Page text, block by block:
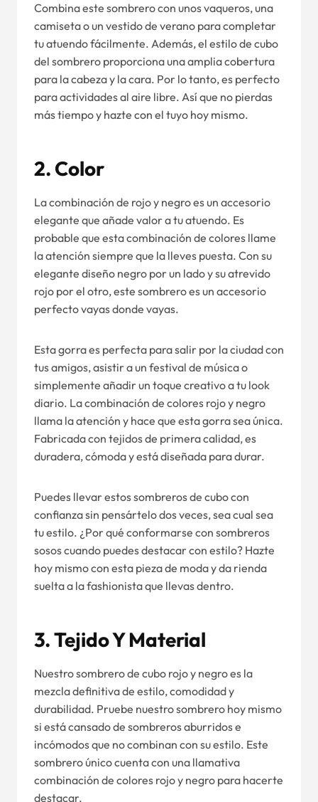
Combina este sombrero con unos vaqueros, una
camiseta o un vestido de verano para completar
tu atuendo fácilmente. Además, el estilo de cubo
del sombrero proporciona una amplia cobertura
para la cabeza y la cara. Por lo tanto, es perfecto
para actividades al aire libre. Así que no pierdas
más tiempo y hazte con el tuyo hoy mismo.
2. Color
La combinación de rojo y negro es un accesorio
elegante que añade valor a tu atuendo. Es
probable que esta combinación de colores llame
la atención siempre que la lleves puesta. Con su
elegante diseño negro por un lado y su atrevido
rojo por el otro, este sombrero es un accesorio
perfecto vayas donde vayas.
Esta gorra es perfecta para salir por la ciudad con
tus amigos, asistir a un festival de música o
simplemente añadir un toque creativo a tu look
diario. La combinación de colores rojo y negro
llama la atención y hace que esta gorra sea única.
Fabricada con tejidos de primera calidad, es
duradera, cómoda y está diseñada para durar.
Puedes llevar estos sombreros de cubo con
confianza sin pensártelo dos veces, sea cual sea
tu estilo. ¿Por qué conformarse con sombreros
sosos cuando puedes destacar con estilo? Hazte
hoy mismo con esta pieza de moda y da rienda
suelta a la fashionista que llevas dentro.
3.Tejido Y Material
Nuestro sombrero de cubo rojo y negro es la
mezcla definitiva de estilo, comodidad y
durabilidad. Pruebe nuestro sombrero hoy mismo
si está cansado de sombreros aburridos e
incómodos que no combinan con su estilo. Este
sombrero único cuenta con una llamativa
combinación de colores rojo y negro para hacerte
destacar.